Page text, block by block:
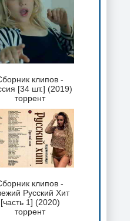
клипов -
[34 шт.] (2019)
торрент
клипов -
Русский Хит
[часть 1] (2020)
торрент